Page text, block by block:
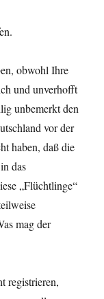
obwohl Ihre
und unverhofft
unbemerkt den
vor der
haben, daß die
das
„Flüchtlinge“
mag der
registrieren,